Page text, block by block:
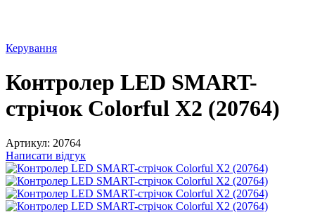
Керування
Контролер LED SMART-
стрічок Colorful X2 (20764)
Артикул: 20764
Написати відгук